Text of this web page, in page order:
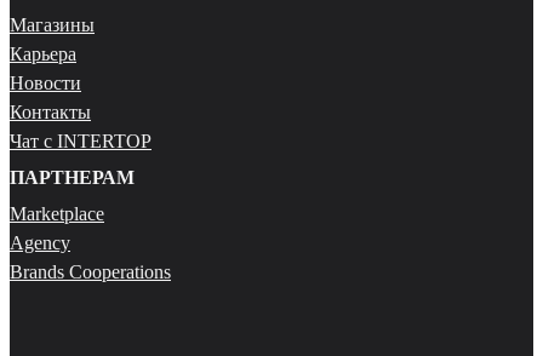
Магазины
Карьера
Новости
Контакты
Чат с INTERTOP
ПАРТНЕРАМ
Marketplace
Agency
Brands Cooperations